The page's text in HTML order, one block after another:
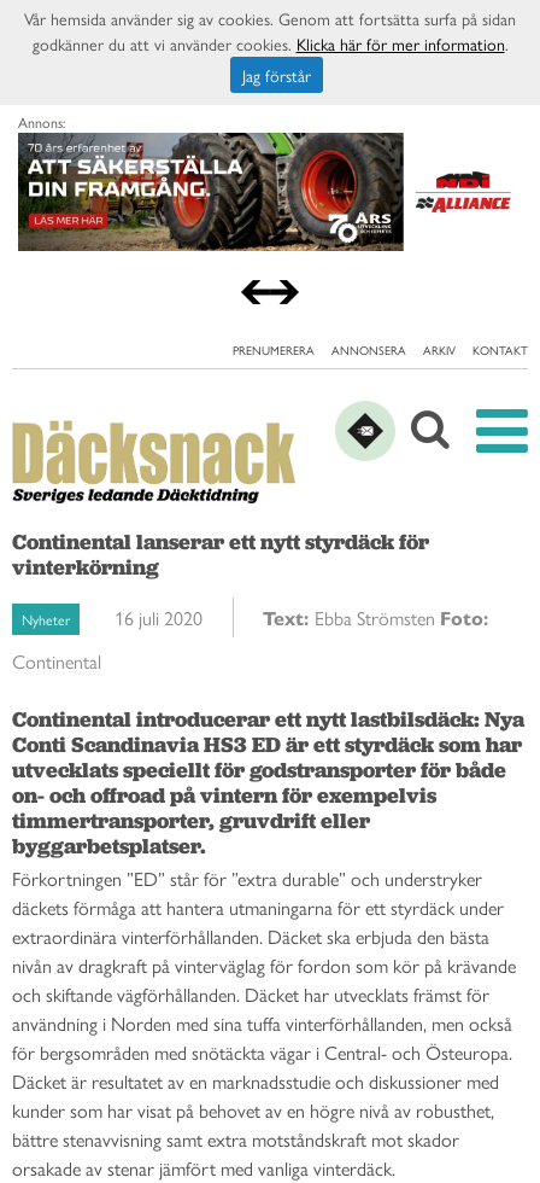
Annons:
PRENUMERERA ANNONSERA ARKIV KONTAKT
Continental lanserar ett nytt styrdäck för
vinterkörning
Nyheter 16 juli 2020 Text: Ebba Strömsten Foto:
Continental
Continental introducerar ett nytt lastbilsdäck: Nya
Conti Scandinavia HS3 ED är ett styrdäck som har
utvecklats speciellt för godstransporter för både
on- och offroad på vintern för exempelvis
timmertransporter, gruvdrift eller
byggarbetsplatser.
Förkortningen ”ED” står för ”extra durable” och understryker
däckets förmåga att hantera utmaningarna för ett styrdäck under
extraordinära vinterförhållanden. Däcket ska erbjuda den bästa
nivån av dragkraft på vinterväglag för fordon som kör på krävande
och skiftande vägförhållanden. Däcket har utvecklats främst för
användning i Norden med sina tuffa vinterförhållanden, men också
för bergsområden med snötäckta vägar i Central- och Östeuropa.
Däcket är resultatet av en marknadsstudie och diskussioner med
kunder som har visat på behovet av en högre nivå av robusthet,
bättre stenavvisning samt extra motståndskraft mot skador
orsakade av stenar jämfört med vanliga vinterdäck.
Vår hemsida använder sig av cookies. Genom att fortsätta surfa på sidan
godkänner du att vi använder cookies. Klicka här för mer information.
Jag förstår